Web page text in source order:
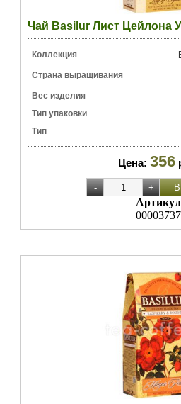
Чай Basilur Лист Цейлона
Коллекция
Страна выращивания
Вес изделия
Тип упаковки
Тип
Цена: 356
Артикул
00003737